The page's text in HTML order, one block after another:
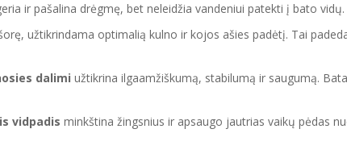
ir pašalina drėgmę, bet neleidžia vandeniui patekti į bato vidų.
užtikrindama optimalią kulno ir kojos ašies padėtį. Tai
dalimi užtikrina ilgaamžiškumą, stabilumą ir saugumą.
vidpadis minkština žingsnius ir apsaugo jautrias vaikų pėdas